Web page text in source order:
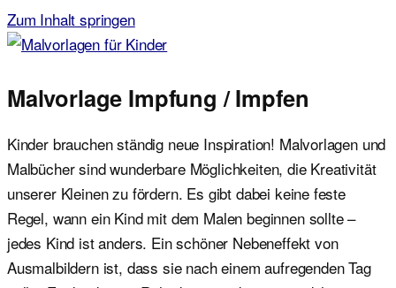
Zum Inhalt springen
Malvorlagen für Kinder
Ausmalbilder einfach und kostenlos als pdf herunterladen
Malvorlage Impfung / Impfen
Kinder brauchen ständig neue Inspiration! Malvorlagen und
Malbücher sind wunderbare Möglichkeiten, die Kreativität
unserer Kleinen zu fördern. Es gibt dabei keine feste
Regel, wann ein Kind mit dem Malen beginnen sollte –
jedes Kind ist anders. Ein schöner Nebeneffekt von
Ausmalbildern ist, dass sie nach einem aufregenden Tag